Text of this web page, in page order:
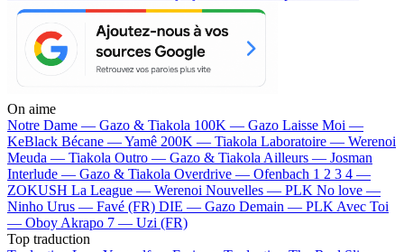
On aime
Notre Dame — Gazo & Tiakola 100K — Gazo Laisse Moi —
KeBlack Bécane —Yamê 200K — Tiakola Laboratoire — Werenoi
Meuda — Tiakola Outro — Gazo & Tiakola Ailleurs — Josman
Interlude — Gazo & Tiakola Overdrive — Ofenbach 1 2 3 4 —
ZOKUSH La League — Werenoi Nouvelles — PLK No love —
Ninho Urus — Favé (FR) DIE — Gazo Demain — PLK Avec Toi
— Oboy Akrapo 7 — Uzi (FR)
Top traduction